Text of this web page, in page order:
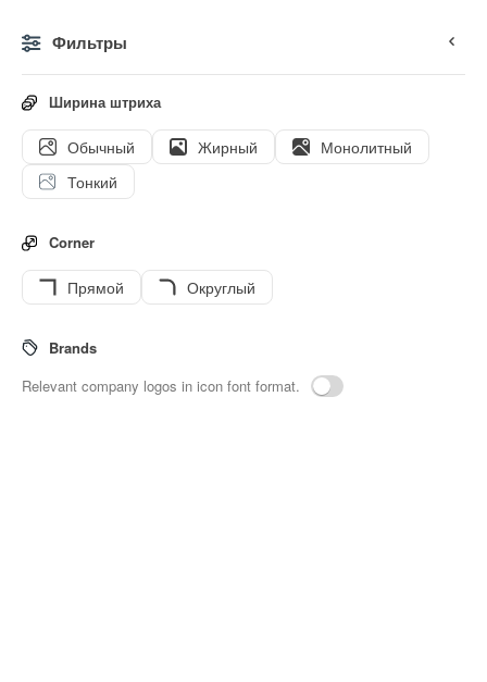
Фильтры
Ширина штриха
Обычный Жирный
Монолитный
Тонкий
Corner
Прямой Округлый
Brands
Relevant company logos in icon font format.
Иконки Стикеры Анимированные иконки Значки
400 Multimedia-option Interface